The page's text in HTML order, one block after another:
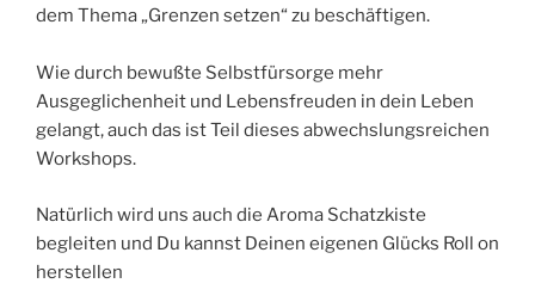
dem Thema „Grenzen setzen“ zu beschäftigen.
Wie durch bewußte Selbstfürsorge mehr
Ausgeglichenheit und Lebensfreuden in dein Leben
gelangt, auch das ist Teil dieses abwechslungsreichen
Workshops.
Natürlich wird uns auch die Aroma Schatzkiste
begleiten und Du kannst Deinen eigenen Glücks Roll on
herstellen